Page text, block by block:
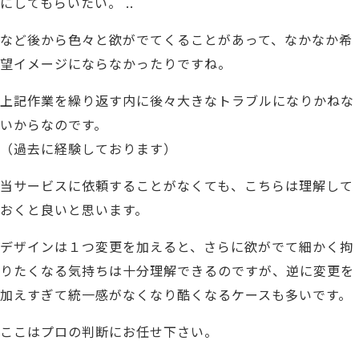
など後から色々と欲がでてくることがあって、 なかなか希
望イメージにならなかったりですね。
上記作業を繰り返す内に後々大きなトラブルになりかねな
いからなのです。
（過去に経験しております）
当サービスに依頼することがなくても、こちらは理解して
おくと良いと思います。
デザインは１つ変更を加えると、 さらに欲がでて細かく拘
りたくなる気持ちは十分理解できるのですが、 逆に変更を
加えすぎて統一感がなくなり酷くなるケースも多いです。
ここはプロの判断にお任せ下さい。